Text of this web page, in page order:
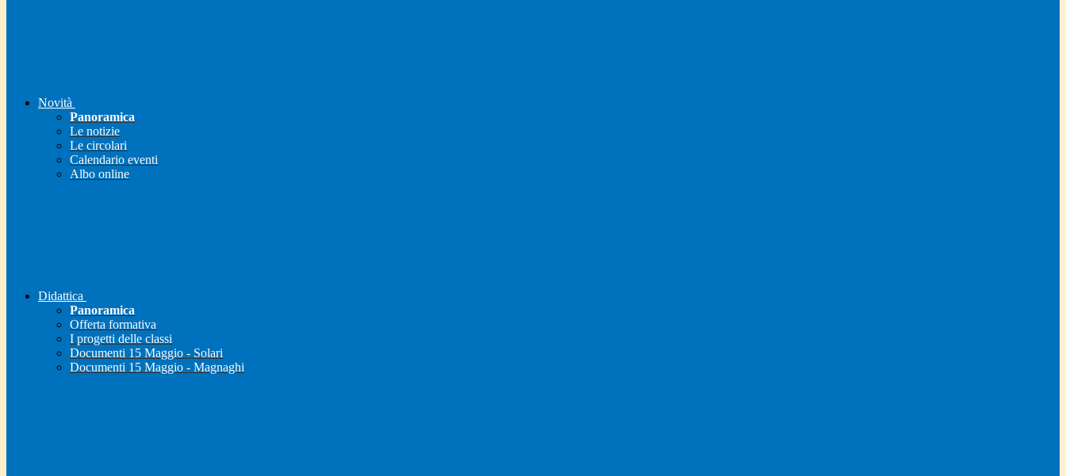
Novità
Panoramica
Le notizie
Le circolari
Calendario eventi
Albo online
Didattica
Panoramica
Offerta formativa
I progetti delle classi
Documenti 15 Maggio - Solari
Documenti 15 Maggio - Magnaghi